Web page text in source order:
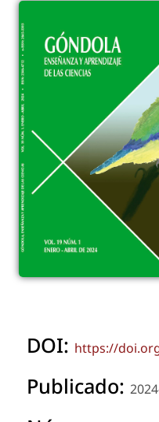
DOI: https://
Publicado: